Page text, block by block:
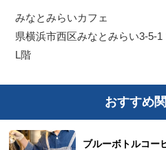
みなとみらいカフェ
県横浜市西区みなとみらい3-5-
L階
おすすめ
ブルーボトルコー